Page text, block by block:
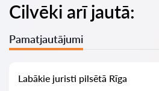
Cilvēki arī jautā:
Pamatjautājumi
Labākie juristi pilsētā Rīga